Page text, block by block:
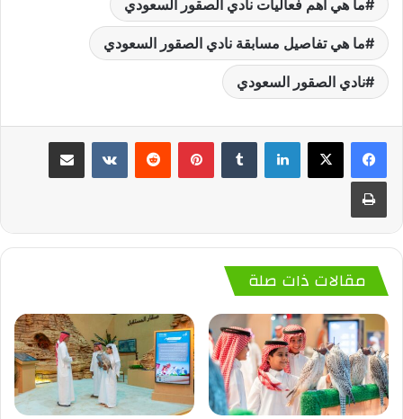
ما هي أهم فعاليات نادي الصقور السعودي
ما هي تفاصيل مسابقة نادي الصقور السعودي
نادي الصقور السعودي
لينكدإن بينتيريست
مقالات ذات صلة